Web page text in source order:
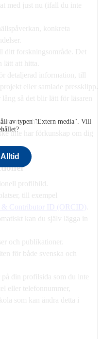
med just nu (ifall du inte
konkreta
ditt forskningsområde. Det
att hitta.
detaljerad information, till
eller samlade pressklipp.
så det blir lätt för läsaren
webb.
inte har förkunskap om dig
profilbild.
till exempel
& Contributor ID (ORCID)
kan du själv lägga in
och publikationer.
för både svenska och
din profilsida som du inte
eller telefonnummer,
som kan ändra detta i
av typen "Extern media". Vill
Alltid